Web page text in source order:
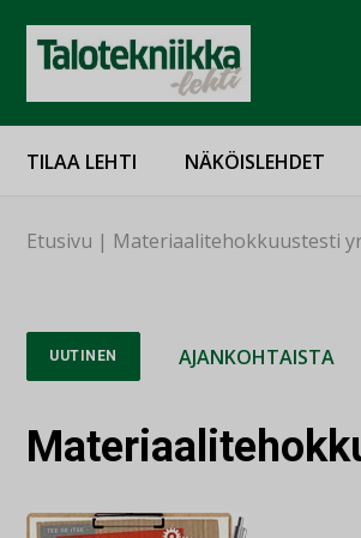
TILAA LEHTI NÄKÖISLEHDET
Etusivu | Materiaalitehokkuustesti
UUTINEN AJANKOHTAISTA